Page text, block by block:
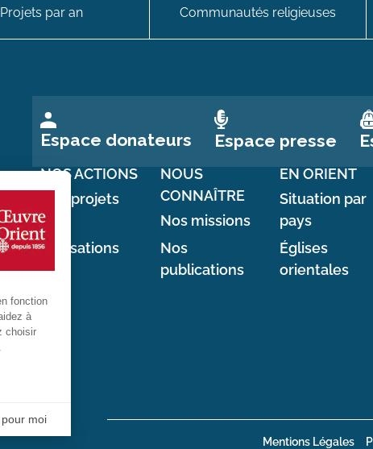
Projets par an Communautés religieuses
Espace donateurs Espace presse
NOS ACTIONS
Nos projets
Nos
réalisations
NOUS
CONNAÎTRE
Nos missions
Nos
publications
EN ORIENT
Situation par
pays
Églises
orientales
Mentions Légales